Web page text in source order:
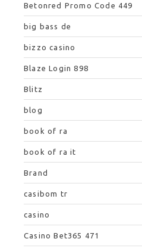
Betonred Promo Code 449
big bass de
bizzo casino
Blaze Login 898
Blitz
blog
book of ra
book of ra it
Brand
casibom tr
casino
Casino Bet365 471